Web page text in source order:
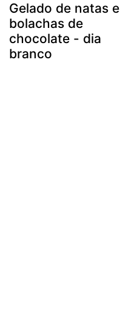
Gelado de natas e
bolachas de
chocolate - dia
branco